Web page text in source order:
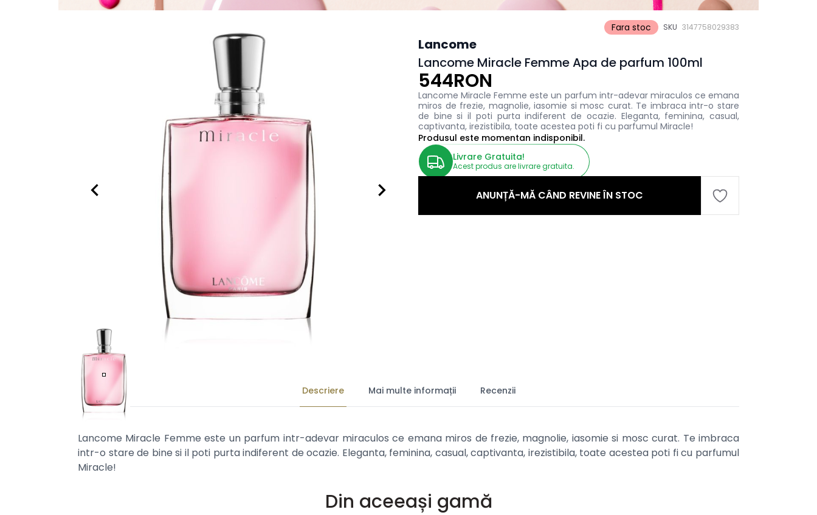
Fara stoc SKU 3147758029383
Lancome
Lancome Miracle Femme Apa de parfum 100ml
544RON
Lancome Miracle Femme este un parfum intr-adevar miraculos ce emana
miros de frezie, magnolie, iasomie si mosc curat. Te imbraca intr-o stare
de bine si il poti purta indiferent de ocazie. Eleganta, feminina, casual,
captivanta, irezistibila, toate acestea poti fi cu parfumul Miracle!
Produsul este momentan indisponibil.
Livrare Gratuita!
Acest produs are livrare gratuita.
ANUNȚĂ-MĂ CÂND REVINE ÎN STOC
Descriere Mai multe informații Recenzii
Lancome Miracle Femme este un parfum intr-adevar miraculos ce emana miros de frezie, magnolie, iasomie si mosc curat. Te imbraca
intr-o stare de bine si il poti purta indiferent de ocazie. Eleganta, feminina, casual, captivanta, irezistibila, toate acestea poti fi cu parfumul
Miracle!
Din aceeași gamă